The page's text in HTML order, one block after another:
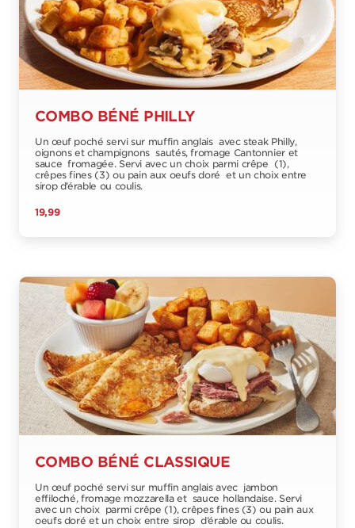
COMBO BÉNÉ PHILLY
Un œuf poché servi sur muffin anglais avec steak Philly,
oignons et champignons sautés, fromage Cantonnier et
sauce fromagée. Servi avec un choix parmi crêpe (1),
crêpes fines (3) ou pain aux oeufs doré et un choix entre
sirop d’érable ou coulis.
19,99
COMBO BÉNÉ CLASSIQUE
Un œuf poché servi sur muffin anglais avec jambon
effiloché, fromage mozzarella et sauce hollandaise. Servi
avec un choix parmi crêpe (1), crêpes fines (3) ou pain aux
oeufs doré et un choix entre sirop d’érable ou coulis.